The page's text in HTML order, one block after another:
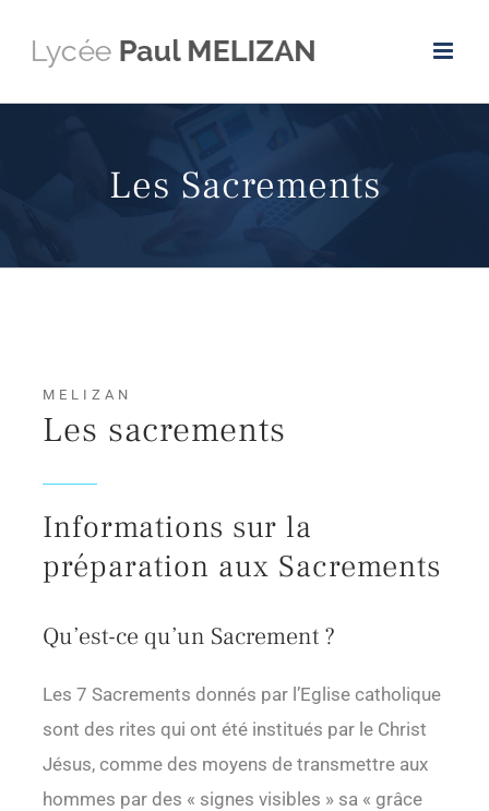
Les Sacrements
MELIZAN
Les sacrements
Informations sur la
préparation aux Sacrements
Qu’est-ce qu’un Sacrement ?
Les 7 Sacrements donnés par l’Eglise catholique
sont des rites qui ont été institués par le Christ
Jésus, comme des moyens de transmettre aux
hommes par des « signes visibles » sa « grâce